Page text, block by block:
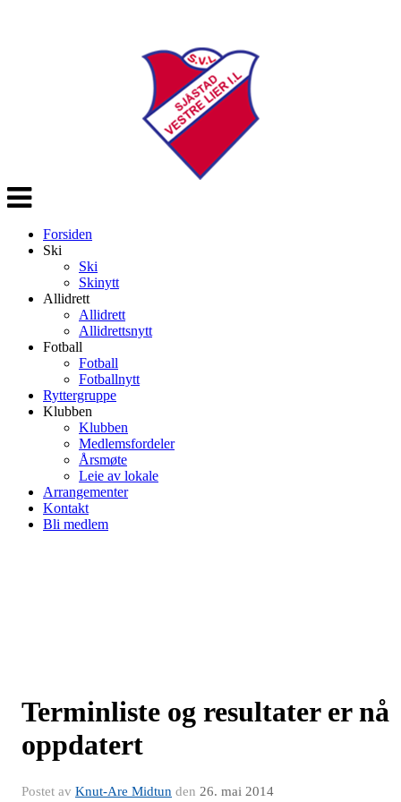
Veksle
navigasjon
Forsiden
Ski
Ski
Skinytt
Allidrett
Allidrett
Allidrettsnytt
Fotball
Fotball
Fotballnytt
Ryttergruppe
Klubben
Klubben
Medlemsfordeler
Årsmøte
Leie av lokale
Arrangementer
Kontakt
Bli medlem
Terminliste og resultater er nå
oppdatert
Postet av Knut-Are Midtun den 26. mai 2014